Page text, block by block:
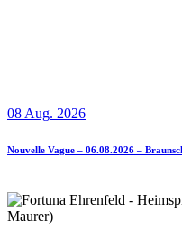
08 Aug. 2026
Nouvelle Vague – 06.08.2026 –